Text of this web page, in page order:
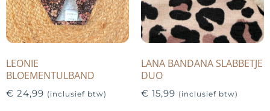
LEONIE
BLOEMENTULBAND
€ 24,99 (inclusief btw)
LANA BANDANA SLABBETJE
DUO
€ 15,99 (inclusief btw)